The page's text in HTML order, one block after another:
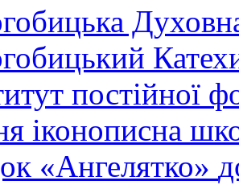
постійної
іконописна
«Ангелятко»